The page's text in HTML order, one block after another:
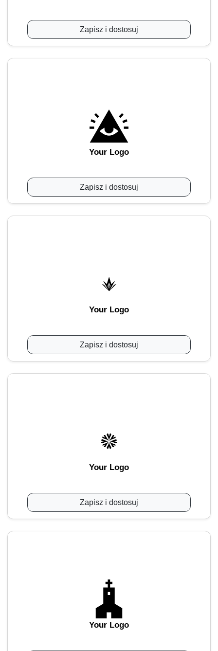
Zapisz i dostosuj
Your Logo
Zapisz i dostosuj
Your Logo
Zapisz i dostosuj
Your Logo
Zapisz i dostosuj
Your Logo